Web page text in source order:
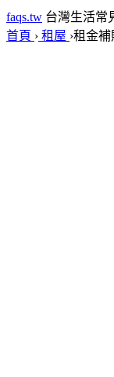
faqs.tw 台灣生活常
首頁 › 租屋 ›租金補